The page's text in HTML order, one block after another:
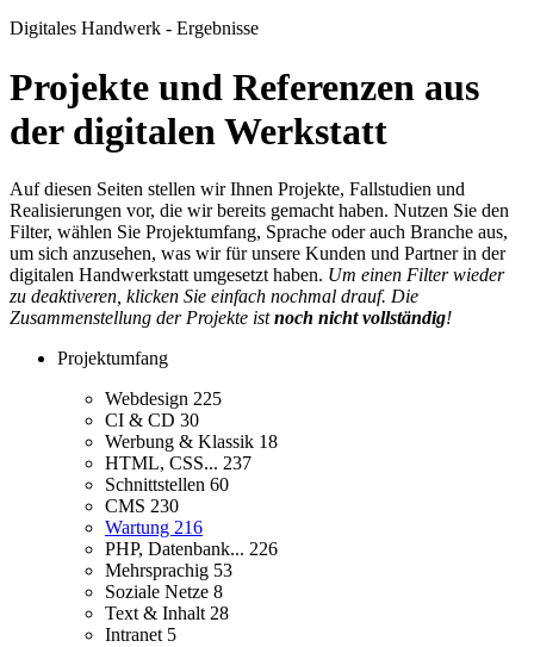
Digitales Handwerk - Ergebnisse
Projekte und Referenzen aus
der digitalen Werkstatt
Auf diesen Seiten stellen wir Ihnen Projekte, Fallstudien und
Realisierungen vor, die wir bereits gemacht haben. Nutzen Sie den
Filter, wählen Sie Projektumfang, Sprache oder auch Branche aus,
um sich anzusehen, was wir für unsere Kunden und Partner in der
digitalen Handwerkstatt umgesetzt haben. Um einen Filter wieder
zu deaktiveren, klicken Sie einfach nochmal drauf. Die
Zusammenstellung der Projekte istnoch nicht vollständig!
Projektumfang
Webdesign 225
CI & CD 30
Werbung & Klassik 18
HTML, CSS... 237
Schnittstellen 60
CMS 230
Wartung 216
PHP, Datenbank... 226
Mehrsprachig 53
Soziale Netze 8
Text & Inhalt 28
Intranet 5